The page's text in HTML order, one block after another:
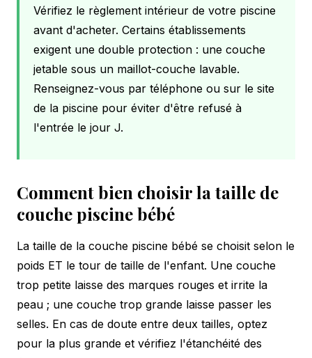
Vérifiez le règlement intérieur de votre piscine
avant d'acheter. Certains établissements
exigent une double protection : une couche
jetable sous un maillot-couche lavable.
Renseignez-vous par téléphone ou sur le site
de la piscine pour éviter d'être refusé à
l'entrée le jour J.
Comment bien choisir la taille de
couche piscine bébé
La taille de la couche piscine bébé se choisit selon le
poids ET le tour de taille de l'enfant. Une couche
trop petite laisse des marques rouges et irrite la
peau ; une couche trop grande laisse passer les
selles. En cas de doute entre deux tailles, optez
pour la plus grande et vérifiez l'étanchéité des